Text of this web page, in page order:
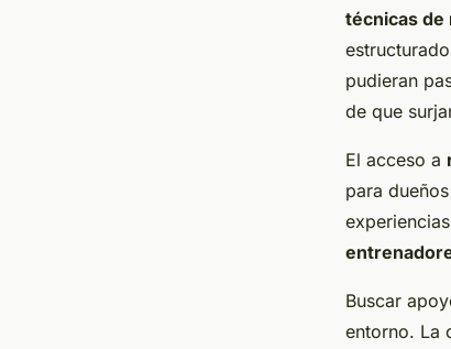
técnicas de
pudieran
de que
El acceso a
para
Buscar
entorno. La